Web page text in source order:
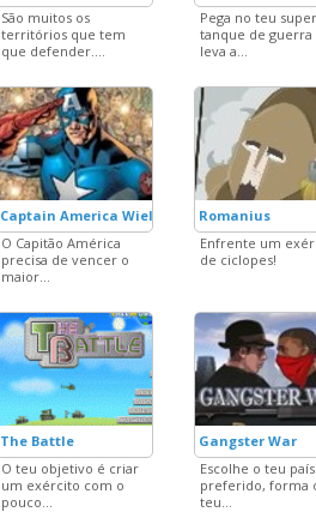
São muitos os
territórios que tem
que defender....
Pega no teu super
tanque de guerra
leva a...
Captain America Wield The Shield
O Capitão América
precisa de vencer o
maior...
Romanius
Enfrente um
de ciclopes!
The Battle
O teu objetivo é criar
um exército com o
pouco...
Gangster War
Escolhe o teu país
preferido, forma
teu...